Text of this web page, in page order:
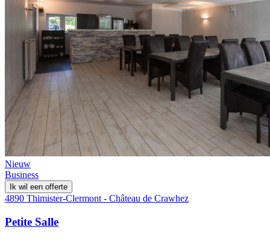
Nieuw
Business
Ik wil een offerte
4890 Thimister-Clermont - Château de Crawhez
Petite Salle